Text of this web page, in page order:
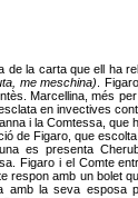
de la carta que ell ha
me meschina)
.
Marcellina, més
en invectives
i la Comtessa, que
de Figaro, que
es presenta
Figaro i el Comte
respon amb un bolet
la seva esposa